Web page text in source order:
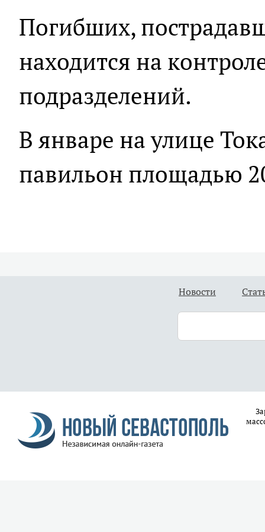
Погибших,
находится на
подразделений.
В январе на улице
павильон площадью
Новости